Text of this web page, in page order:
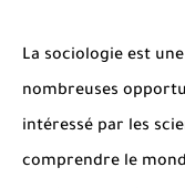
La sociologie est
nombreuses
intéressé par les
comprendre le